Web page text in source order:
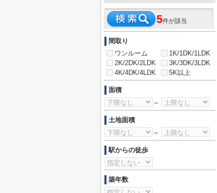
5件が該当
間取り
ワンルーム
1K/1DK/1LDK
2K/2DK/2LDK
3K/3DK/3LDK
4K/4DK/4LDK
5K以上
面積
～
土地面積
～
駅からの徒歩
築年数